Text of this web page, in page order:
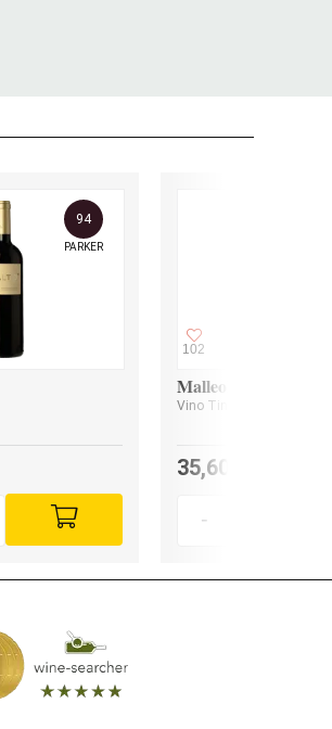
94
PARKER
102
Malleolus 2023
Vino Tinto
35,60
-